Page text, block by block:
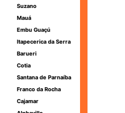
Suzano
Mauá
Embu Guaçú
Itapecerica da Serra
Barueri
Cotia
Santana de Parnaíba
Franco da Rocha
Cajamar